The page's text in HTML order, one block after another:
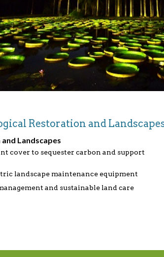
Restoration and
Landscapes
cover to sequester carbon and support
landscape maintenance equipment
and sustainable land care